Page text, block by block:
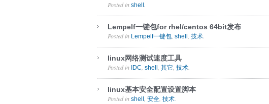
Posted in shell
Lempelf一键包for rhel/centos 64bit发布
Posted in Lempelf一键包 shell 技术
linux网络测试速度工具
Posted in IDC shell 其它 技术
linux基本安全配置设置脚本
Posted in shell 安全 技术